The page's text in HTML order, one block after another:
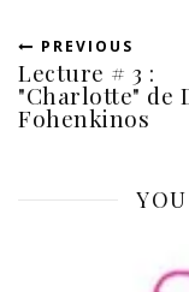
PREVIOUS
Lecture # 3 :
"Charlotte" de
Fohenkinos